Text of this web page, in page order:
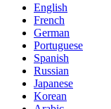
English
French
German
Portuguese
Spanish
Russian
Japanese
Korean